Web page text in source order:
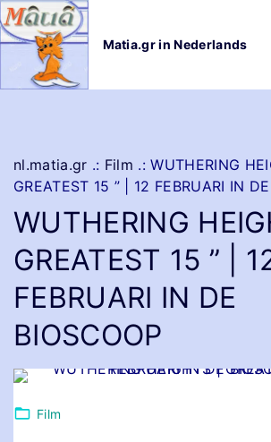
G
a
Matia.gr in Nederlands
nl.matia.gr .: Film .:WUTHERING
GREATEST 15 ” | 12 FEBRUARI IN
WUTHERING
GREATEST 15 ” |
FEBRUARI IN DE
BIOSCOOP
Film